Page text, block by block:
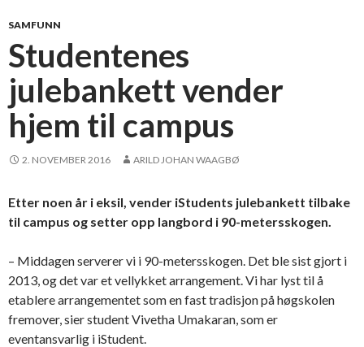
SAMFUNN
Studentenes
julebankett vender
hjem til campus
2. NOVEMBER 2016 ARILD JOHAN WAAGBØ
Etter noen år i eksil, vender iStudents julebankett tilbake
til campus og setter opp langbord i 90-metersskogen.
– Middagen serverer vi i 90-metersskogen. Det ble sist gjort i
2013, og det var et vellykket arrangement. Vi har lyst til å
etablere arrangementet som en fast tradisjon på høgskolen
fremover, sier student Vivetha Umakaran, som er
eventansvarlig i iStudent.